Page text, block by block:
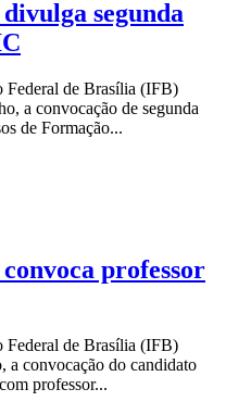
segunda
Federal de Brasília (IFB)
a convocação de segunda
de Formação...
professor
Federal de Brasília (IFB)
a convocação do candidato
professor...